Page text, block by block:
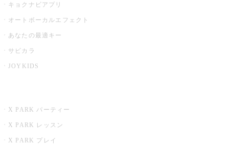
キョクナビアプリ
オートボーカルエフェクト
あなたの最適キー
サビカラ
JOYKIDS
X PARK パーティー
X PARK レッスン
X PARK プレイ